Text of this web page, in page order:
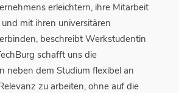
erleichtern, ihre Mitarbeit
mit ihren universitären
beschreibt Werkstudentin
schafft uns die
neben dem Studium flexibel an
zu arbeiten, ohne auf die